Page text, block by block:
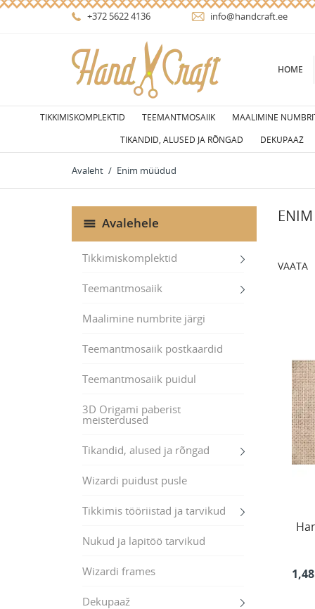
+372 5622 4136 info@handcraft.ee
HOME
TIKKIMISKOMPLEKTID TEEMANTMOSAIIK
MAALIMINE
TIKANDID, ALUSED JA RÕNGAD
DEKUPAAŽ
Avaleht Enim müüdud
Avalehele
Tikkimiskomplektid
Teemantmosaiik
Maalimine numbrite järgi
Teemantmosaiik postkaardid
Teemantmosaiik puidul
3D Origami paberist
meisterdused
Tikandid, alused ja rõngad
Wizardi puidust pusle
Tikkimis tööriistad ja tarvikud
Nukud ja lapitöö tarvikud
Wizardi frames
Dekupaaž
VAATA